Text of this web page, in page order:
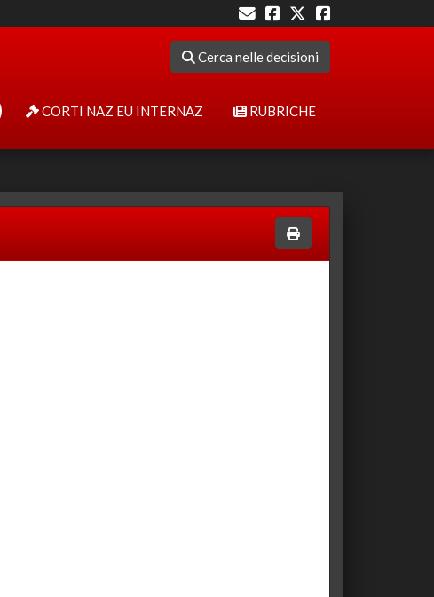
Cerca nelle decisioni
CORTI NAZ EU INTERNAZ RUBRICHE